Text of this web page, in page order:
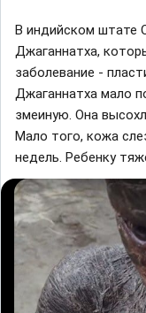
В индийском штате
Джаганнатха,
заболевание -
Джаганнатха мало
змеиную. Она
Мало того, кожа
недель. Ребенку